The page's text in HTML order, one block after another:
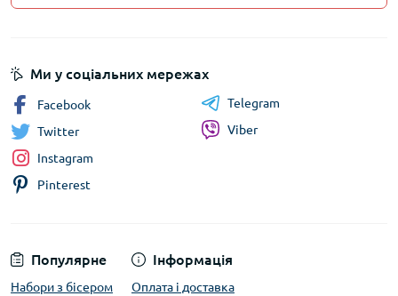
Популярне
Набори з бісером
Інформація
Оплата і доставка
Ми у соціальних мережах
Facebook
Twitter
Instagram
Pinterest
Telegram
Viber